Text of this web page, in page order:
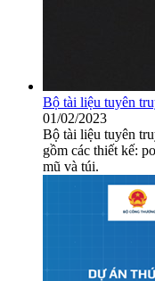
Bộ tài liệu tuyên
01/02/2023
Bộ tài liệu tuyên
gồm các thiết kế:
mũ và túi.